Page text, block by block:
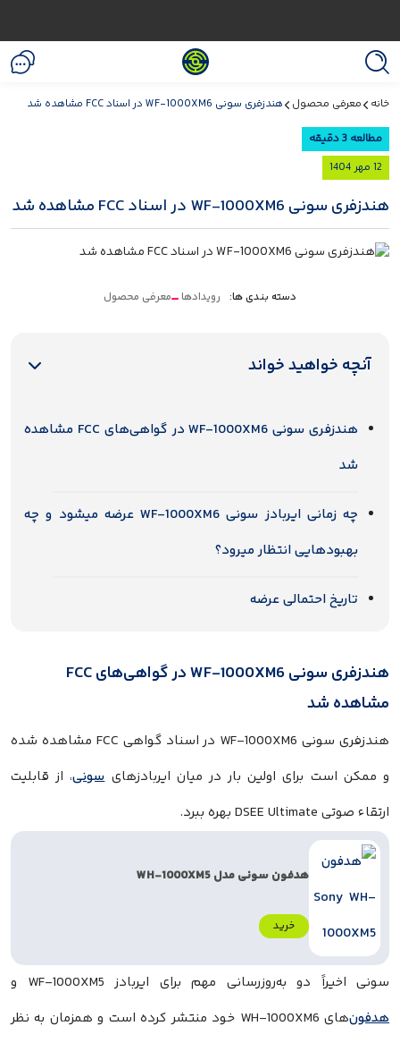
خانه معرفی محصول هندزفری سونی WF-1000XM6 در اسناد FCC مشاهده شد
مطالعه 3 دقیقه
12 مهر 1404
هندزفری سونی WF-1000XM6 در اسناد FCC مشاهده شد
دسته بندی ها: رویدادها معرفی محصول
آنچه خواهید خواند
هندزفری سونی WF-1000XM6 در گواهی‌های FCC مشاهده
شد
چه زمانی ایر‌بادز سونی WF-1000XM6 عرضه میشود و چه
بهبودهایی انتظار میرود؟
تاریخ احتمالی عرضه
هندزفری سونی WF-1000XM6 در گواهی‌های FCC
مشاهده شد
هندزفری سونی WF-1000XM6 در اسناد گواهی FCC مشاهده شده
و ممکن است برای اولین بار در میان ایر‌بادزهایسونی، از قابلیت
ارتقاء صوتی DSEE Ultimate بهره ببرد.
هدفون سونی مدل WH-1000XM5
خرید
سونی اخیراً دو به‌روزرسانی مهم برای ایر‌بادز WF-1000XM5 و
هدفون
‌های WH-1000XM6 خود منتشر کرده است و همزمان به نظر